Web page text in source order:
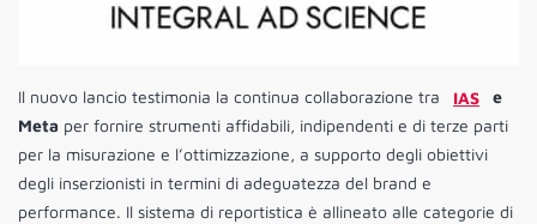
Il nuovo lancio testimonia la continua collaborazione tra IAS
e
Meta per fornire strumenti affidabili, indipendenti e di terze parti
per la misurazione e l’ottimizzazione, a supporto degli obiettivi
degli inserzionisti in termini di adeguatezza del brand e
performance. Il sistema di reportistica è allineato alle categorie di